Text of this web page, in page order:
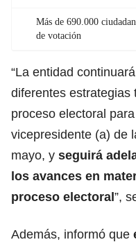
Más de 690.000
de votación
“La entidad
diferentes estrategias
proceso electoral
vicepresidente (a) de
mayo, y seguirá
los avances en
proceso electoral”,
Además, informó que